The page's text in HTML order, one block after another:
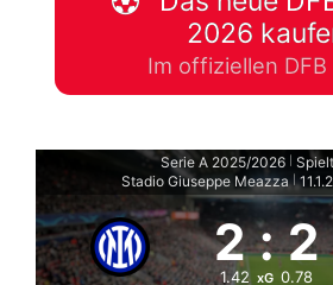
2026
Im offiziellen DFB
Serie A 2025/2026
Stadio Giuseppe Meazza
2 : 2
1.42 xG 0.78